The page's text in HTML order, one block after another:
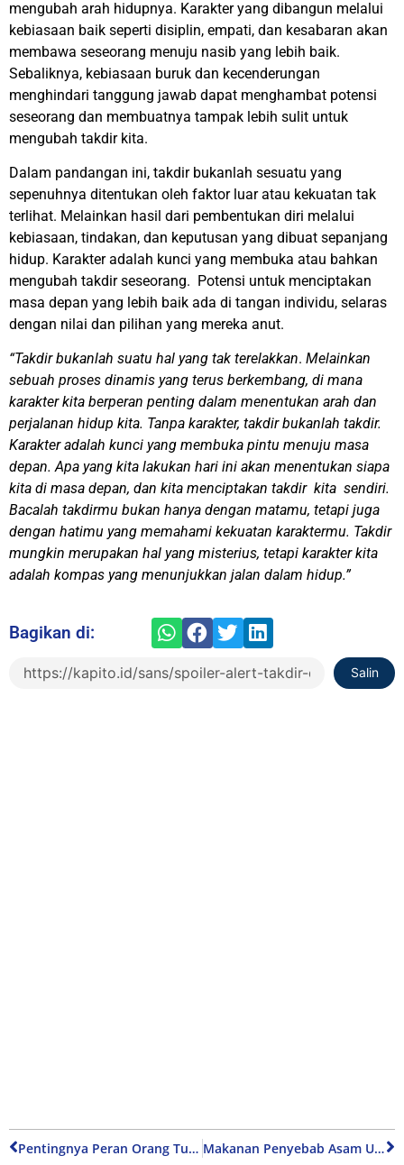
mengubah arah hidupnya. Karakter yang dibangun melalui
kebiasaan baik seperti disiplin, empati, dan kesabaran akan
membawa seseorang menuju nasib yang lebih baik.
Sebaliknya, kebiasaan buruk dan kecenderungan
menghindari tanggung jawab dapat menghambat potensi
seseorang dan membuatnya tampak lebih sulit untuk
mengubah takdir kita.
Dalam pandangan ini, takdir bukanlah sesuatu yang
sepenuhnya ditentukan oleh faktor luar atau kekuatan tak
terlihat. Melainkan hasil dari pembentukan diri melalui
kebiasaan, tindakan, dan keputusan yang dibuat sepanjang
hidup. Karakter adalah kunci yang membuka atau bahkan
mengubah takdir seseorang. Potensi untuk menciptakan
masa depan yang lebih baik ada di tangan individu, selaras
dengan nilai dan pilihan yang mereka anut.
“Takdir bukanlah suatu hal yang tak terelakkan. Melainkan
sebuah proses dinamis yang terus berkembang, di mana
karakter kita berperan penting dalam menentukan arah dan
perjalanan hidup kita. Tanpa karakter, takdir bukanlah takdir.
Karakter adalah kunci yang membuka pintu menuju masa
depan. Apa yang kita lakukan hari ini akan menentukan siapa
kita di masa depan, dan kita menciptakan takdir kita sendiri.
Bacalah takdirmu bukan hanya dengan matamu, tetapi juga
dengan hatimu yang memahami kekuatan karaktermu. Takdir
mungkin merupakan hal yang misterius, tetapi karakter kita
adalah kompas yang menunjukkan jalan dalam hidup.”
Bagikan di:
Salin
Pentingnya Peran Orang Tua untuk Kesehatan Anak Makanan Penyebab Asam Urat yang Perlu Kalian Ketahui